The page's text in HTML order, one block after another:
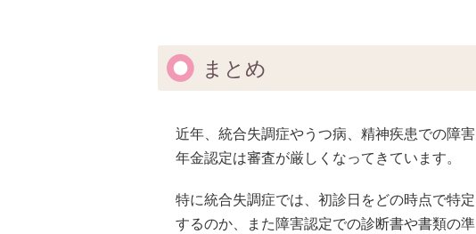
まとめ
近年、統合失調症やうつ病、精神疾患での障害
年金認定は審査が厳しくなってきています。
特に統合失調症では、初診日をどの時点で特定
するのか、また障害認定での診断書や書類の準